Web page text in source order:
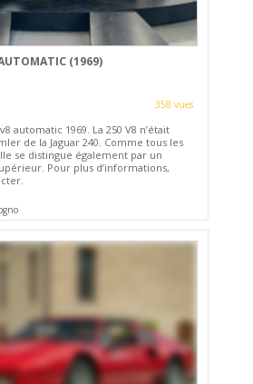
(1969)
358 vues
automatic 1969. La 250 V8 n’était
de la Jaguar 240. Comme tous les
se distingue également par un
Pour plus d’informations,